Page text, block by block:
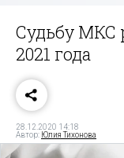
Судьбу МКС
2021 года
28.12.2020 14:18
Автор: Юлия Тихонова